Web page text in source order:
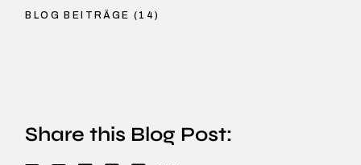
BLOG BEITRÄGE (14)
Share this Blog Post: